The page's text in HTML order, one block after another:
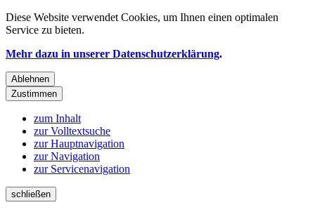
Diese Website verwendet Cookies, um Ihnen einen optimalen
Service zu bieten.
Mehr dazu in unserer Datenschutzerklärung.
Ablehnen
Zustimmen
zum Inhalt
zur Volltextsuche
zur Hauptnavigation
zur Navigation
zur Servicenavigation
schließen